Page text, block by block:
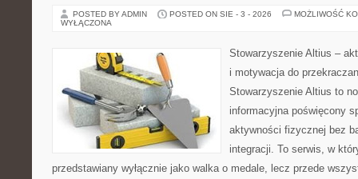
POSTED BY ADMIN POSTED ON SIE - 3 - 2026
MOŻLIWOŚĆ
WYŁĄCZONA
Stowarzyszenie Altius –
i motywacja do
Stowarzyszenie Altius to
informacyjna poświęcony
aktywności fizycznej bez
integracji. To serwis, w
przedstawiany wyłącznie jako walka o medale, lecz przede